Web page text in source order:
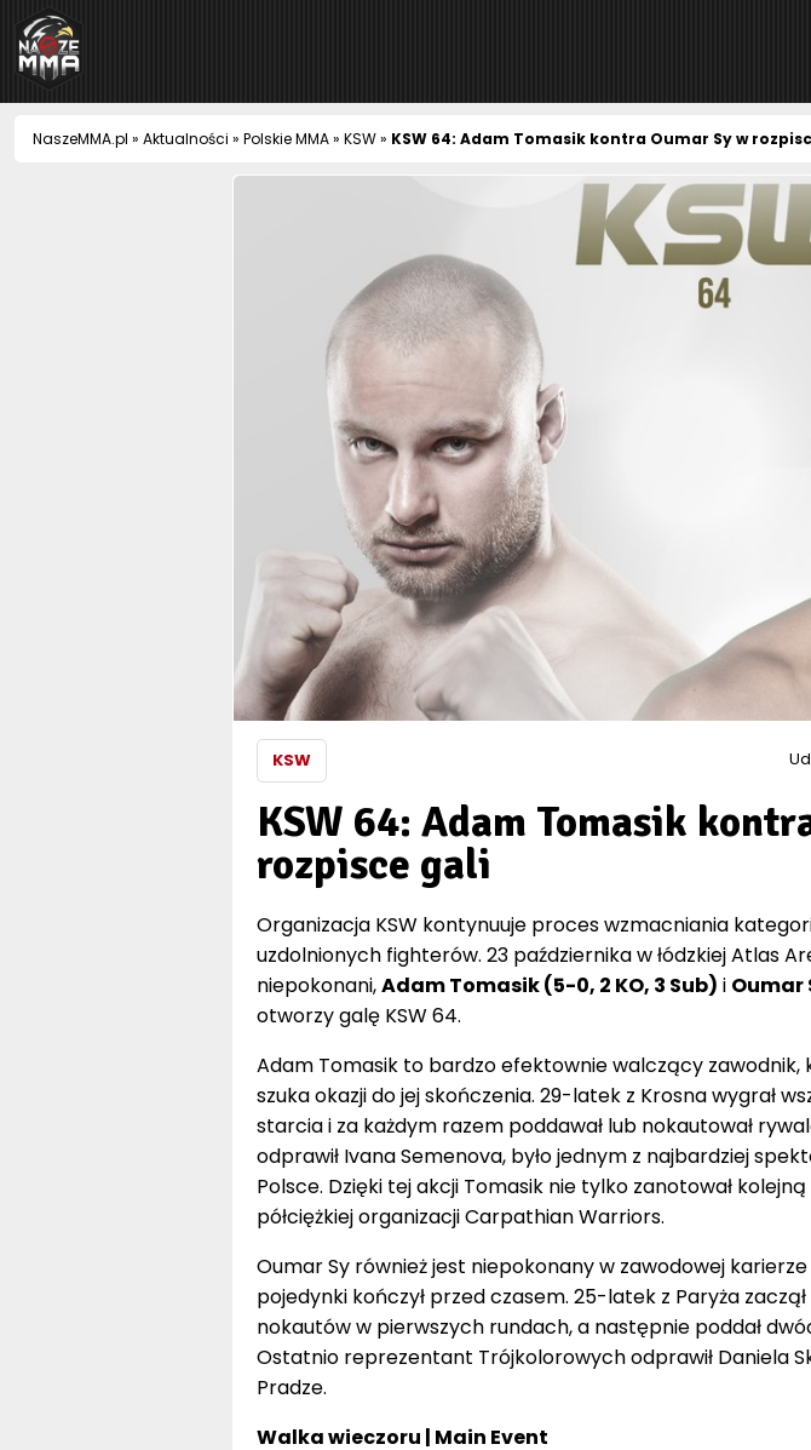
NaszeMMA
NaszeMMA.pl » Aktualności » Polskie MMA» KSW» KSW 64: Adam Tomasik kontra Oumar Sy w
KSW
KSW 64: Adam Tomasik
rozpisce gali
Organizacja KSW kontynuuje proces wzmacniania
uzdolnionych fighterów. 23 października w łódzkiej Atlas
niepokonani,Adam Tomasik (5-0, 2 KO, 3 Sub) i Oumar
otworzy galę KSW 64.
Adam Tomasik to bardzo efektownie walczący zawodnik,
szuka okazji do jej skończenia. 29-latek z Krosna wygrał
starcia i za każdym razem poddawał lub nokautował
odprawił Ivana Semenova, było jednym z najbardziej
Polsce. Dzięki tej akcji Tomasik nie tylko zanotował
półciężkiej organizacji Carpathian Warriors.
Oumar Sy również jest niepokonany w zawodowej
pojedynki kończył przed czasem. 25-latek z Paryża
nokautów w pierwszych rundach, a następnie poddał
Ostatnio reprezentant Trójkolorowych odprawił Daniela
Pradze.
Walka wieczoru | Main Event